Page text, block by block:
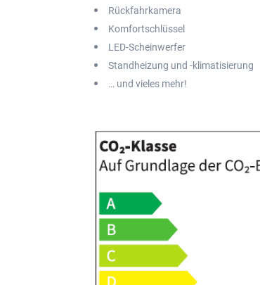
Rückfahrkamera
Komfortschlüssel
LED-Scheinwerfer
Standheizung und -klimatisierung
… und vieles mehr!